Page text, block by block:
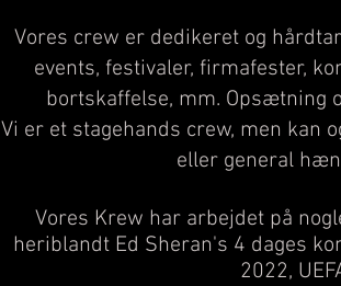
Vores crew er dedikeret og
events, festivaler, firmafester,
bortskaffelse, mm. Opsætning
Vi er et stagehands crew, men kan
eller general
Vores Krew har arbejdet på
heriblandt Ed Sheran's 4 dages
2022,